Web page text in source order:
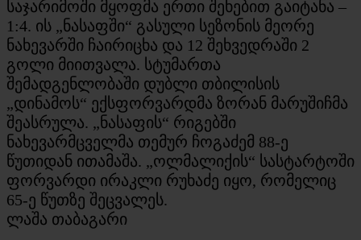
საჯარიმოში მყოფმა ერთი შეხებით გაიტანა –
1:4. ის „ნასაფში“ გასული სეზონის მეორე
ნახევარში ჩაირიცხა და 12 შეხვედრაში 2
გოლი მიითვალა. სტუმართა
შემადგენლობაში დუბლი თბილისის
„დინამოს“ ექსფორვარდმა ზორან მარუშიჩმა
შეასრულა. „ნასაფის“ რიგებში
ნახევარმცველმა თემურ ჩოგაძემ 88-ე
წუთიდან ითამაშა. „ოლმალიქის“ სასტარტოში
ფორვარდი ირაკლი რუხაძე იყო, რომელიც
65-ე წუთზე შეცვალეს.
ლაშა თაბაგარი